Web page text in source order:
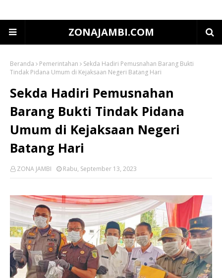
ZONAJAMBI.COM
Beranda Pemerintahan
Sekda Hadiri Pemusnahan Barang Bukti
Tindak Pidana Umum di Kejaksaan Negeri Batang Hari
Sekda Hadiri Pemusnahan
Barang Bukti Tindak Pidana
Umum di Kejaksaan Negeri
Batang Hari
ZONA JAMBI Rabu, September 13, 2023